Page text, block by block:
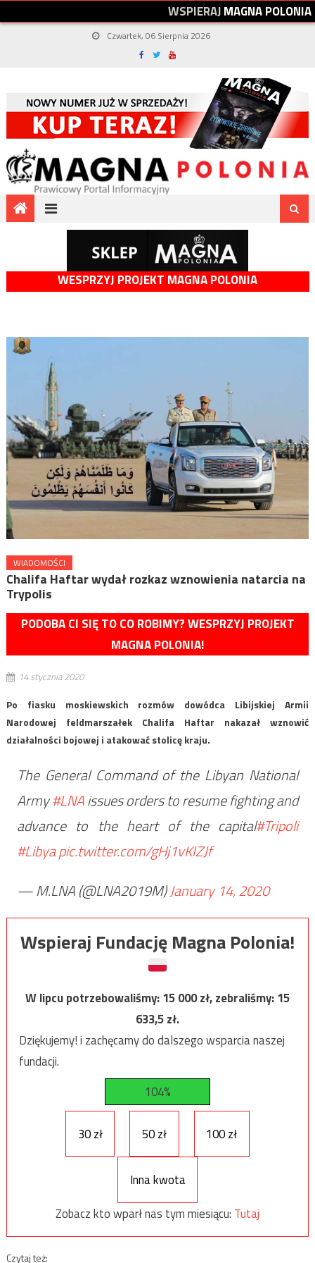
WSPIERAJMAGNAPOLONIA
Czwartek, 06 Sierpnia 2026
WESPRZYJ PROJEKT MAGNA POLONIA
WIADOMOŚCI
Chalifa Haftar wydał rozkaz wznowienia natarcia na
Trypolis
PODOBA CI SIĘ TO CO ROBIMY? WESPRZYJ PROJEKT
MAGNA POLONIA!
14 stycznia 2020
Po fiasku moskiewskich rozmów dowódca Libijskiej Armii
Narodowej feldmarszałek Chalifa Haftar nakazał wznowić
działalności bojowej i atakować stolicę kraju.
The General Command of the Libyan National
Army#LNAissues orders to resume fighting and
advance to the heart of the capital#Tripoli
#Libyapic.twitter.com/gHj1vKIZJf
— M.LNA (@LNA2019M)January 14, 2020
Wspieraj Fundację Magna Polonia!
W lipcu potrzebowaliśmy:15 000zł, zebraliśmy:15
633,5zł.
Dziękujemy! i zachęcamy do dalszego wsparcia naszej
fundacji.
104%
30 zł 50 zł 100 zł
Inna kwota
Zobacz kto wparł nas tym miesiącu: Tutaj
Czytaj też: